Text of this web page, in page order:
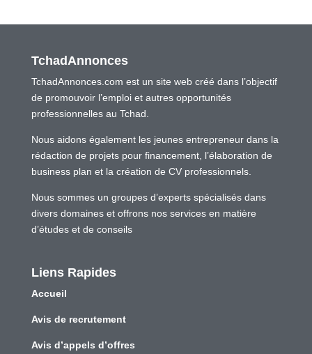
TchadAnnonces
TchadAnnonces.com est un site web créé dans l’objectif
de promouvoir l’emploi et autres opportunités
professionnelles au Tchad.
Nous aidons également les jeunes entrepreneur dans la
rédaction de projets pour financement, l’élaboration de
business plan et la création de CV professionnels.
Nous sommes un groupes d’experts spécialisés dans
divers domaines et offrons nos services en matière
d’études et de conseils
Liens Rapides
Accueil
Avis de recrutement
Avis d’appels d’offres